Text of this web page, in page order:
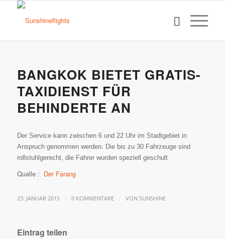
BANGKOK BIETET GRATIS-
TAXIDIENST FÜR
BEHINDERTE AN
Der Service kann zwischen 6 und 22 Uhr im Stadtgebiet in
Anspruch genommen werden. Die bis zu 30 Fahrzeuge sind
rollstuhlgerecht, die Fahrer wurden speziell geschult
Qualle : Der Farang
23. JANUAR 2015 / 0 KOMMENTARE / VON SUNSHINE
Eintrag teilen